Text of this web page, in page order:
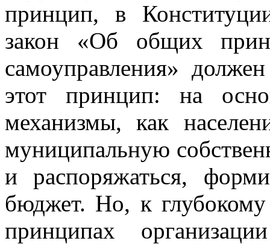
принцип, в
закон «Об общих
самоуправления»
этот принцип: на
механизмы, как
муниципальную
и распоряжаться,
бюджет. Но, к
принципах